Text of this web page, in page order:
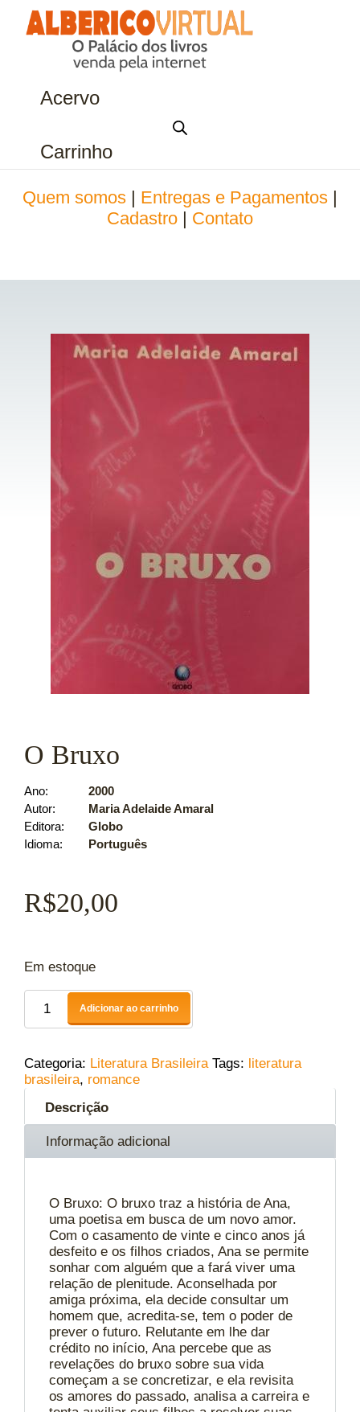
Acervo
Carrinho
Quem somos Entregas e Pagamentos
Cadastro
Contato
O Bruxo
Ano
2000
Autor
Maria Adelaide Amaral
Editora
Globo
Idioma
Português
R$20,00
Em estoque
Adicionar ao carrinho
Categoria: Literatura Brasileira Tags: literatura
brasileira, romance
Descrição
Informação adicional
O Bruxo: O bruxo traz a história de Ana,
uma poetisa em busca de um novo amor.
Com o casamento de vinte e cinco anos já
desfeito e os filhos criados, Ana se permite
sonhar com alguém que a fará viver uma
relação de plenitude. Aconselhada por
amiga próxima, ela decide consultar um
homem que, acredita-se, tem o poder de
prever o futuro. Relutante em lhe dar
crédito no início, Ana percebe que as
revelações do bruxo sobre sua vida
começam a se concretizar, e ela revisita
os amores do passado, analisa a carreira e